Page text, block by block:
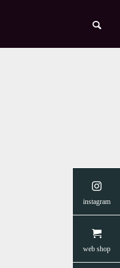
【creema
支援につ
🐈☂️
News
instagram
web shop